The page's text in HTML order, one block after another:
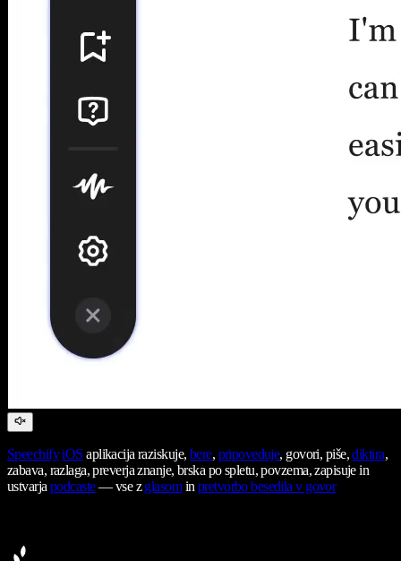
Speechify iOS aplikacija raziskuje, bere, pripoveduje, govori, piše,diktira,
zabava, razlaga, preverja znanje, brska po spletu, povzema, zapisuje in
ustvarjapodcaste— vse zglasominpretvorbo besedila v govor